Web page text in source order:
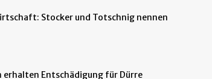
Stocker und Totschnig nennen
erhalten Entschädigung für Dürre